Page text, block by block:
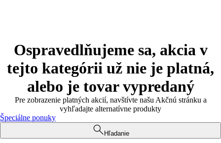
Ospravedlňujeme sa, akcia v
tejto kategórii už nie je platná,
alebo je tovar vypredaný
Pre zobrazenie platných akcií, navštívte našu Akčnú stránku a
vyhľadajte alternatívne produkty
Špeciálne ponuky
Hľadanie